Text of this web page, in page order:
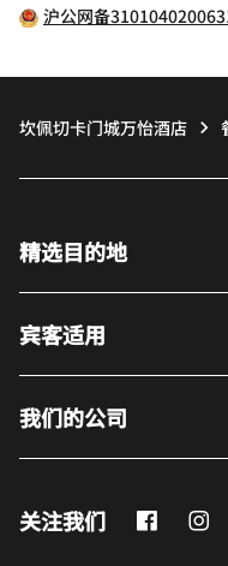
沪公网备
坎佩切卡门城万怡酒店
精选目的地
宾客适用
我们的公司
关注我们